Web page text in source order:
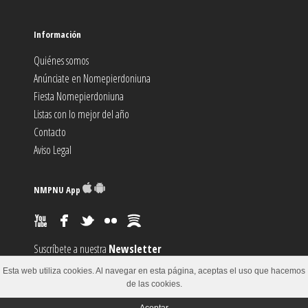
Información
Quiénes somos
Anúnciate en Nomepierdoniuna
Fiesta Nomepierdoniuna
Listas con lo mejor del año
Contacto
Aviso Legal
NMPNU App
Suscríbete a nuestra Newsletter
Suscríbete al canalRSS
Esta web utiliza cookies. Al navegar en esta página, aceptas el uso que hacemos
de las cookies.